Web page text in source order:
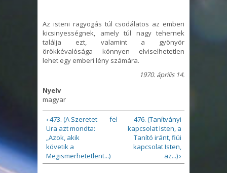
Az isteni ragyogás túl csodálatos az emberi
kicsinyességnek, amely túl nagy tehernek
találja ezt, valamint a gyönyör
örökkévalósága könnyen elviselhetetlen
lehet egy emberi lény számára.
1970. április 14.
Nyelv
magyar
‹ 473. (A Szeretet
Ura azt mondta:
„Azok, akik
követik a
Megismerhetetlent...)
fel
476. (Tanítványi
kapcsolat Isten, a
Tanító iránt, fiúi
kapcsolat Isten,
az...) ›